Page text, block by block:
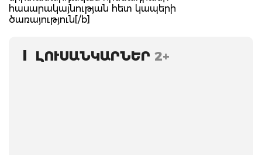
հասարակայնության հետ կապերի
ծառայություն[/b]
ԼՈՒՍԱՆԿԱՐՆԵՐ 2+